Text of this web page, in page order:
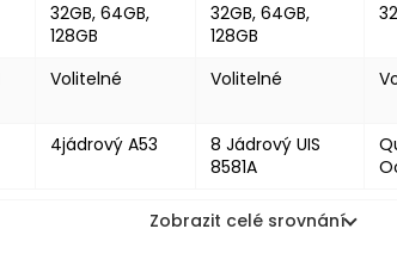
32GB, 64GB,
128GB
32GB, 64GB,
128GB
Volitelné Volitelné
4jádrový A53
8 Jádrový UIS
8581A
Zobrazit celé srovnání